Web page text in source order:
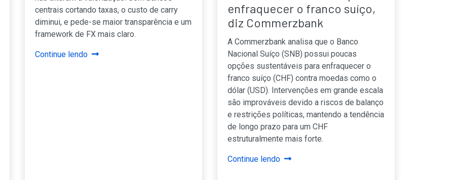
centrais cortando taxas, o custo de carry
diminui, e pede-se maior transparência e um
framework de FX mais claro.
Continue lendo
enfraquecer o franco suíço,
diz Commerzbank
A Commerzbank analisa que o Banco
Nacional Suíço (SNB) possui poucas
opções sustentáveis para enfraquecer o
franco suíço (CHF) contra moedas como o
dólar (USD). Intervenções em grande escala
são improváveis devido a riscos de balanço
e restrições políticas, mantendo a tendência
de longo prazo para um CHF
estruturalmente mais forte.
Continue lendo